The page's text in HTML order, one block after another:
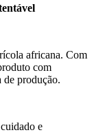
africana. Com
com
de produção.
e